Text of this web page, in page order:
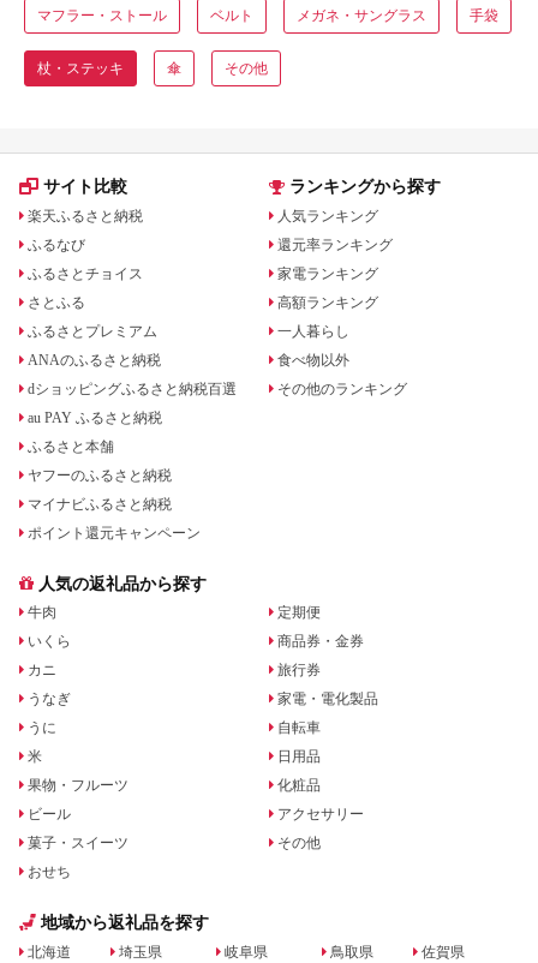
マフラー・ストール ベルト メガネ・サングラス 手袋
杖・ステッキ 傘 その他
サイト比較
楽天ふるさと納税
ふるなび
ふるさとチョイス
さとふる
ふるさとプレミアム
ANAのふるさと納税
dショッピングふるさと納税百選
au PAY ふるさと納税
ふるさと本舗
ヤフーのふるさと納税
マイナビふるさと納税
ポイント還元キャンペーン
ランキングから探す
人気ランキング
還元率ランキング
家電ランキング
高額ランキング
一人暮らし
食べ物以外
その他のランキング
人気の返礼品から探す
牛肉
いくら
カニ
うなぎ
うに
米
果物・フルーツ
ビール
菓子・スイーツ
おせち
定期便
商品券・金券
旅行券
家電・電化製品
自転車
日用品
化粧品
アクセサリー
その他
地域から返礼品を探す
北海道
埼玉県
岐阜県
鳥取県
佐賀県